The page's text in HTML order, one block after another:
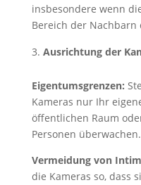
insbesondere wenn
Bereich der Nachbarn
Ausrichtung der
Eigentumsgrenzen:
Kameras nur Ihr
öffentlichen Raum
Personen überwachen.
Vermeidung von
die Kameras so, dass